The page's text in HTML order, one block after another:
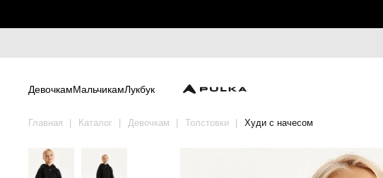
ДевочкамМальчикамЛукбук
Главная Каталог Девочкам Толстовки Худи с начесом